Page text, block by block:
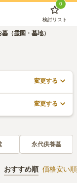
0
検討リスト
（霊園・墓地）
変更する
変更する
永代供養墓
おすすめ順 価格安い順